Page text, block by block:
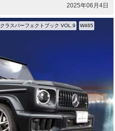
2025年06月4日
ラスパーフェクトブック VOL.9 W465